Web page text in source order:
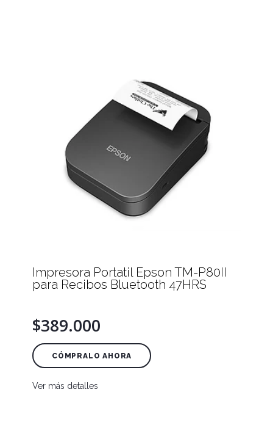
Impresora Portatil Epson TM-P80II
para Recibos Bluetooth 47HRS
$389.000
CÓMPRALO AHORA
Ver más detalles